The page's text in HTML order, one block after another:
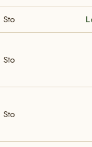
Sto
Sto
Sto